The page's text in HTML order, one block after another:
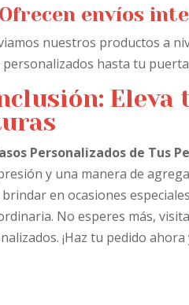
envíos
nuestros productos a
personalizados hasta tu
Eleva
Personalizados de Tus
y una manera de
en ocasiones
No esperes más,
¡Haz tu pedido